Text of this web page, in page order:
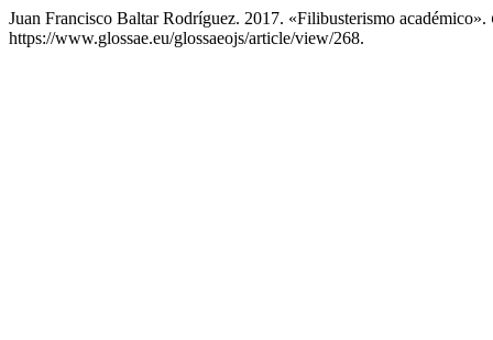
Juan Francisco Baltar Rodríguez. 2017. «Filibusterismo académico».
https://www.glossae.eu/glossaeojs/article/view/268.